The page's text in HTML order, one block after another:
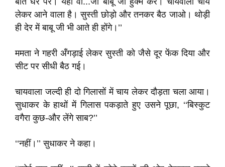
लेकर आने वाला है। सुस्ती छोड़ो और तनकर बैठ जाओ। थोड़ी
ही देर में बाबू जी भी आते ही होंगे।’’
ममता ने गहरी अँगड़ाई लेकर सुस्ती को जैसे दूर फेंक दिया और
सीट पर सीधी बैठ गई।
चायवाला जल्दी ही दो गिलासों में चाय लेकर दौड़ता चला आया।
सुधाकर के हाथों में गिलास पकड़ाते हुए उसने पूछा, ‘‘बिस्कुट
वगैरा कुछ-और लेंगे साब?’’
‘‘नहीं।’’ सुधाकर ने कहा।